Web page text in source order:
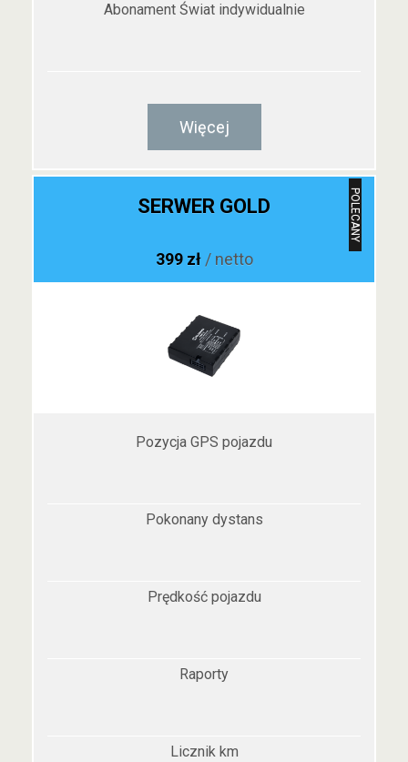
Abonament Świat indywidualnie
Więcej
POLECANY
SERWER GOLD
399 zł / netto
Pozycja GPS pojazdu
Pokonany dystans
Prędkość pojazdu
Raporty
Licznik km